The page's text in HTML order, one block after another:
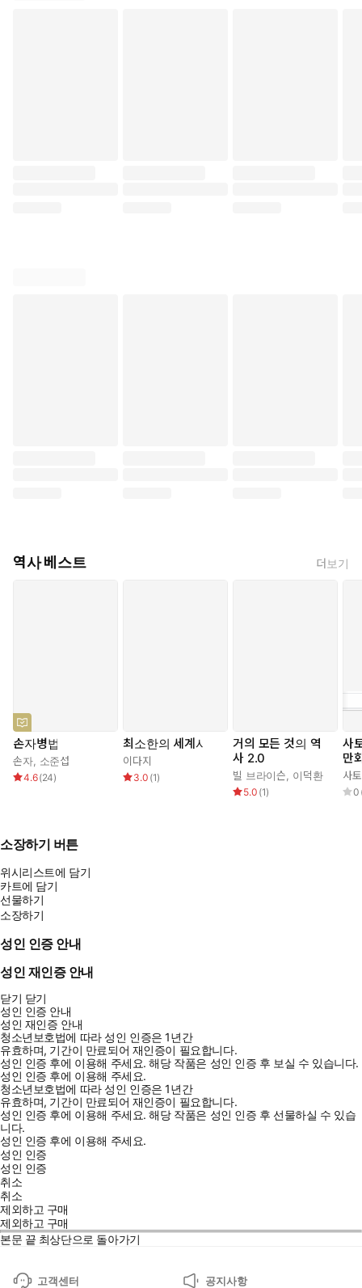
역사 베스트 더보기
손자병법
손자, 소준섭
4.6(24)
최소한의 세계사
이다지
3.0 (1)
거의 모든 것의 역
사 2.0
빌 브라이슨, 이덕환
5.0 (1)
사
만
세
사
0
소장하기 버튼
위시리스트에 담기
카트에 담기
선물하기
소장하기
성인 인증 안내
성인 재인증 안내
닫기 닫기
성인 인증 안내
성인 재인증 안내
청소년보호법에 따라 성인 인증은 1년간
유효하며, 기간이 만료되어 재인증이 필요합니다.
성인 인증 후에 이용해 주세요.해당 작품은 성인 인증 후 보실 수 있습니다.
성인 인증 후에 이용해 주세요.
청소년보호법에 따라 성인 인증은 1년간
유효하며, 기간이 만료되어 재인증이 필요합니다.
성인 인증 후에 이용해 주세요.해당 작품은 성인 인증 후 선물하실 수 있습
니다.
성인 인증 후에 이용해 주세요.
성인 인증
성인 인증
취소
취소
제외하고 구매
제외하고 구매
본문 끝 최상단으로 돌아가기
고객센터 공지사항